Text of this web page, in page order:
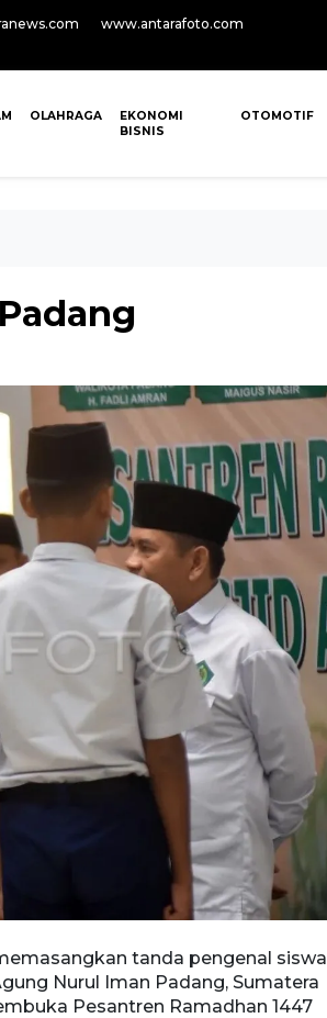
www.antarafoto.com
OLAHRAGA
EKONOMI
BISNIS
OTOMOTIF
tanda pengenal siswa
Nurul Iman Padang, Sumatera
Pesantren Ramadhan 1447